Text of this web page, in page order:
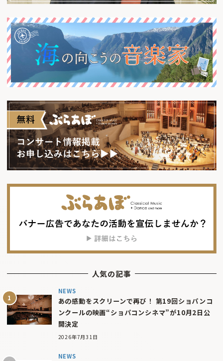
人気の記事
NEWS
あの感動をスクリーンで再び！ 第19回ショパンコ
ンクールの映画“ショパコンシネマ”が10月2日公
開決定
2026年7月31日
NEWS